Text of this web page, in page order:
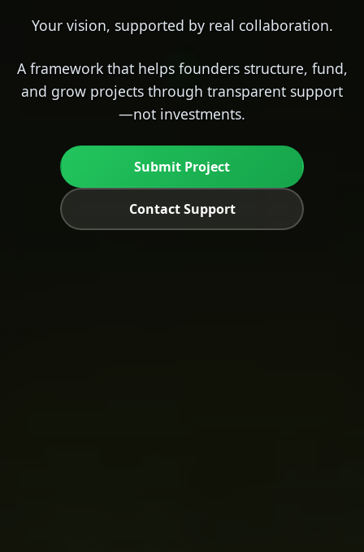
Your vision, supported by real collaboration.
A framework that helps founders structure, fund,
and grow projects through transparent support
—not investments.
Submit Project
Contact Support